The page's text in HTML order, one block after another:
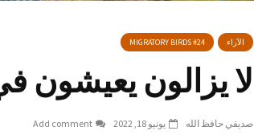
الآراء MIGRATORY BIRDS #24
لا يزالون يعيشون
صديقي حافظ الله يونيو 18, 2022 Add comment